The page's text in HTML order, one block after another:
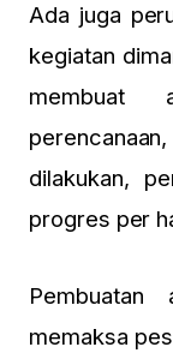
Ada juga
kegiatan
membuat
dilakukan,
progres per
memaksa